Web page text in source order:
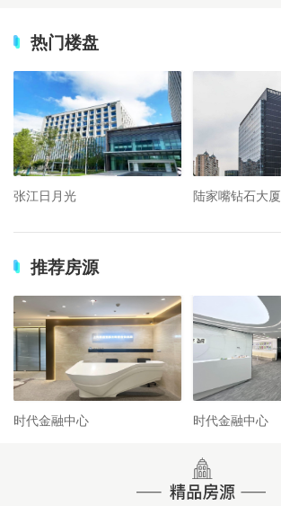
热门楼盘
张江日月光 陆家嘴钻石大厦
推荐房源
时代金融中心 时代金融中心